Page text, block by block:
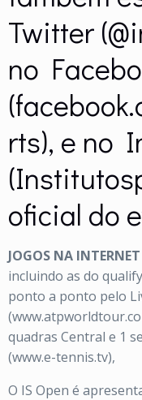
Twitter
no
rts), e no
oficial do
JOGOS NA
incluindo as do
ponto a ponto pelo
quadras Central e 1
(www.e-tennis.tv),
O IS Open é